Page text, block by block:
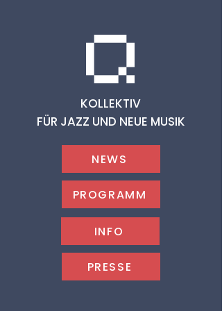
KOLLEKTIV
FÜR JAZZ UND NEUE MUSIK
NEWS
PROGRAMM
INFO
PRESSE